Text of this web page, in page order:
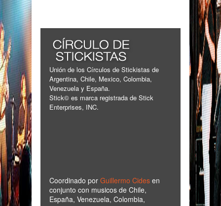
Unión de los Círculos de Stickistas de
Argentina, Chile, Mexico, Colombia,
Venezuela y España.
Stick© es marca registrada de Stick
Enterprises, INC.
Coordinado por Guillermo Cides en
conjunto con musicos de Chile,
España, Venezuela, Colombia,